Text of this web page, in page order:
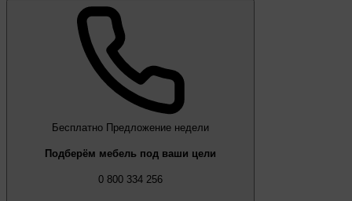
Бесплатно Предложение недели
Подберём мебель под ваши цели
0 800 334 256